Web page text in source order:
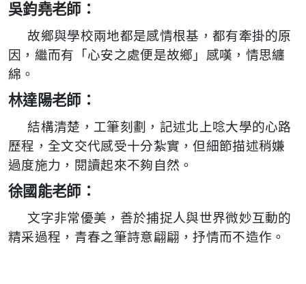
吳鈞堯老師：
故鄉與學校兩地都是感情根基，都有牽掛的原
因，繼而有「心安之處便是故鄉」感嘆，情思纏
綿。
林達陽老師：
結構清楚，工筆刻劃，記述北上唸大學的心路
歷程，全文交代感受十分紮實，但細節描述稍嫌
過度施力，閱讀起來不夠自然。
徐國能老師：
文字非常優美，善於捕捉人與世界微妙互動的
精采過程，青春之筆詩意翩翩，抒情而不造作。